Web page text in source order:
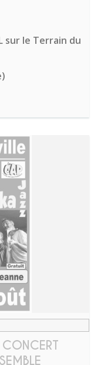
sur le Terrain du